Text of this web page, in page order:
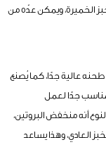
الخميرة، ويمكن عدّه من
عالية جدًا، كما يُصنع
جدًا لعمل
أنه منخفض البروتين،
العادي، وهذا يساعد